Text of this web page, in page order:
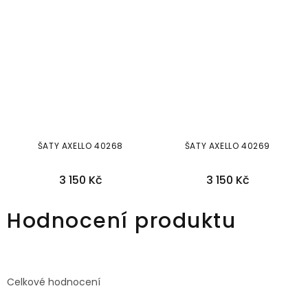
ŠATY AXELLO 40268
3 150 Kč
ŠATY AXELLO 40269
3 150 Kč
Hodnocení produktu
Celkové hodnocení